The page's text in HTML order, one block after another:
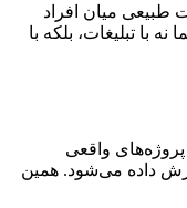
طبیعی میان افراد
با تبلیغات، بلکه با
واقعی
داده می‌شود. همین